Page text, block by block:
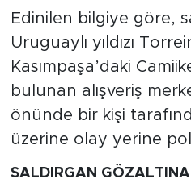
Edinilen bilgiye göre,
Uruguaylı yıldızı
Kasımpaşa’daki
bulunan alışveriş
önünde bir kişi
üzerine olay yerine
SALDIRGAN GÖZALTINA